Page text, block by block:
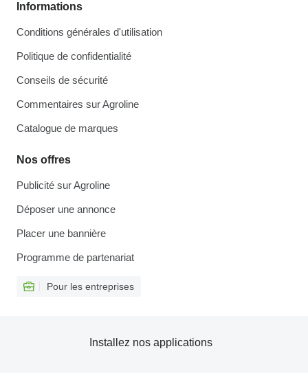
Informations
Conditions générales d'utilisation
Politique de confidentialité
Conseils de sécurité
Commentaires sur Agroline
Catalogue de marques
Nos offres
Publicité sur Agroline
Déposer une annonce
Placer une bannière
Programme de partenariat
Pour les entreprises
Installez nos applications